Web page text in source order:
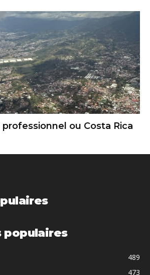
ou Costa Rica
populaires
489
473